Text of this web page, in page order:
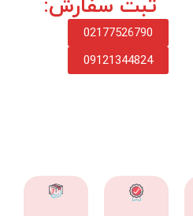
02177526790
09121344824